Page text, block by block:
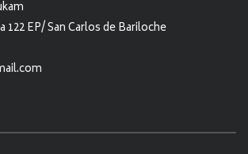
EP/ San Carlos de Bariloche